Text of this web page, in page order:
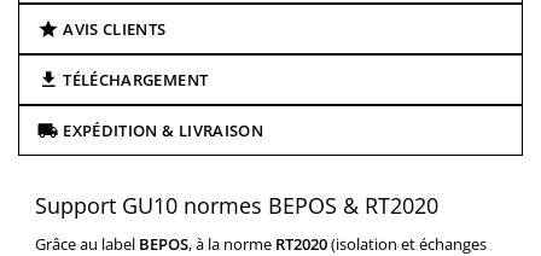
AVIS CLIENTS
TÉLÉCHARGEMENT
EXPÉDITION & LIVRAISON
Support GU10 normes BEPOS & RT2020
Grâce au label BEPOS, à la norme RT2020(isolation et échanges